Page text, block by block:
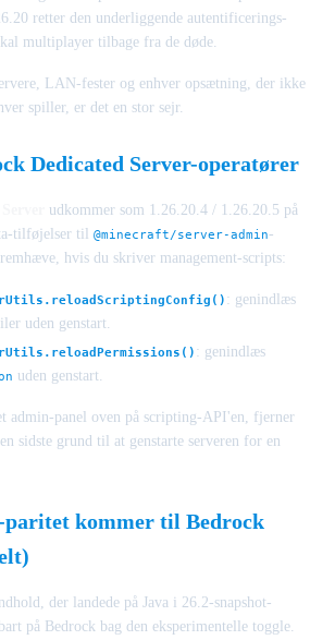
retter den underliggende autentificerings-
multiplayer tilbage fra de døde.
LAN-fester og enhver opsætning, der ikke
spiller, er det en stor sejr.
Dedicated Server-operatører
udkommer som 1.26.20.4 / 1.26.20.5 på
tilføjelser til @minecraft/server-admin-
hvis du skriver management-scripts:
: genindlæs
uden genstart.
: genindlæs
uden genstart.
admin-panel oven på scripting-API'en, fjerner
sidste grund til at genstarte serveren for en
paritet kommer til Bedrock
der landede på Java i 26.2-snapshot-
på Bedrock bag den eksperimentelle toggle.